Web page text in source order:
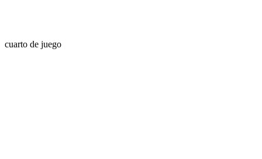
cuarto de juego